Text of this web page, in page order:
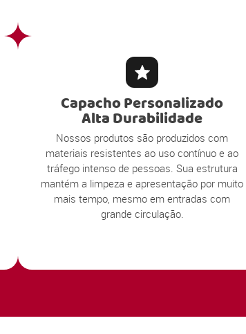
Capacho Personalizado
Alta Durabilidade
Nossos produtos são produzidos com
materiais resistentes ao uso contínuo e ao
tráfego intenso de pessoas. Sua estrutura
mantém a limpeza e apresentação por muito
mais tempo, mesmo em entradas com
grande circulação.